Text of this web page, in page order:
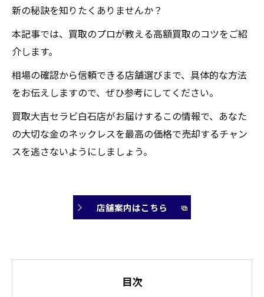
新の秘訣を知りたくありませんか？
本記事では、買取のプロが教える高額買取のコツをご紹
介します。
相場の確認から信頼できる店舗選びまで、具体的な方法
をお伝えしますので、ぜひ参考にしてください。
買取大吉セラビ白石店がお届けするこの情報で、あなた
の大切な金のネックレスを最高の価格で売却するチャン
スを逃さないようにしましょう。
店舗案内はこちら
目次